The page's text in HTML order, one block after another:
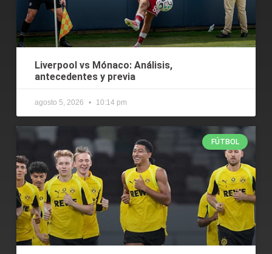
Liverpool vs Mónaco: Análisis,
antecedentes y previa
agosto 5, 2026 10:14 pm
FÚTBOL